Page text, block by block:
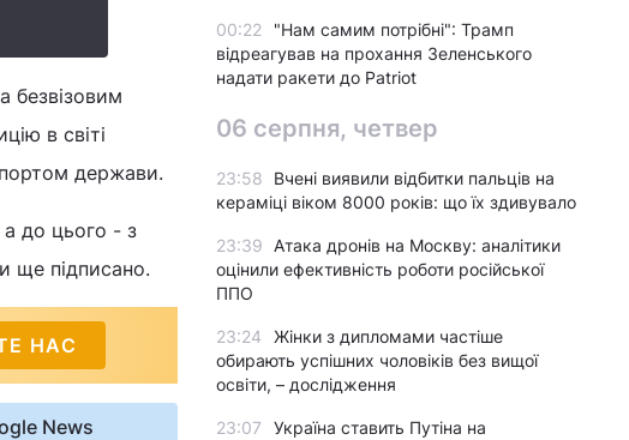
безвізовим
в світі
держави.
до цього - з
ще підписано.
НАС
News
00:22
"Нам самим потрібні": Трамп
відреагував на прохання Зеленського
надати ракети до Patriot
06 серпня, четвер
23:58
Вчені виявили відбитки пальців на
кераміці віком 8000 років: що їх здивувало
23:39
Атака дронів на Москву: аналітики
оцінили ефективність роботи російської
ППО
23:24
Жінки з дипломами частіше
обирають успішних чоловіків без вищої
освіти, – дослідження
23:07 Україна ставить Путіна на